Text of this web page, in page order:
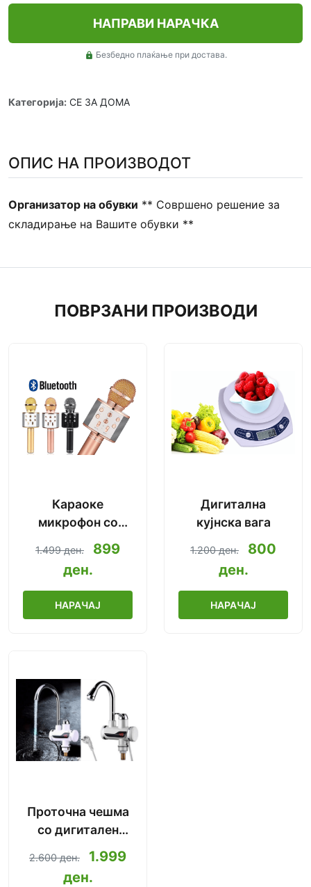
НАПРАВИ НАРАЧКА
lock Безбедно плаќање при достава.
Категорија: СЕ ЗА ДОМА
ОПИС НА ПРОИЗВОДОТ
Организатор на обувки ** Совршено решение за
складирање на Вашите обувки **
ПОВРЗАНИ ПРОИЗВОДИ
Караоке
микрофон со
Bluetooth
2019.Ново!
1.499 ден.
899
ден.
НАРАЧАЈ
Дигитална
кујнска вага
1.200 ден.
800
ден.
НАРАЧАЈ
Проточна чешма
со дигитален
дисплеј (инстант
топла вода)
2.600 ден.
1.999
ден.